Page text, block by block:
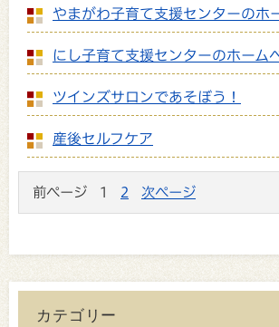
やまがわ子育て支援センターのホ
にし子育て支援センターのホーム
ツインズサロンであそぼう！
産後セルフケア
前ページ 1 2 次ページ
カテゴリー